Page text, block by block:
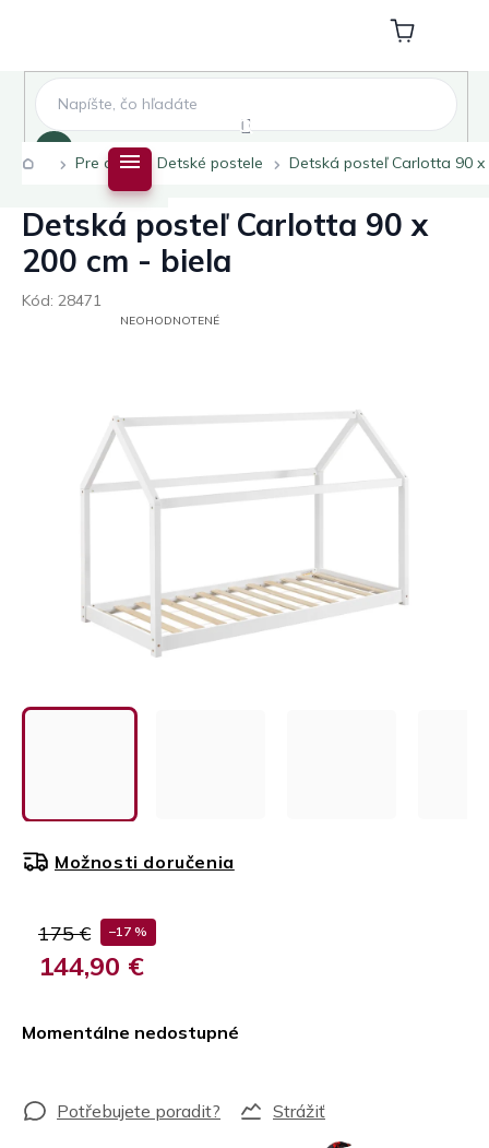
Nákupný
košík
Domov
Pre deti Detské postele Detská posteľ Carlotta 90 x
Detská posteľ Carlotta 90 x
200 cm - biela
Kód: 28471
PRIEMERNÉ
HVIEZDIČIEK.
NEOHODNOTENÉ
175 € –17 %
144,90 €
Momentálne nedostupné
Možnosti doručenia
Strážiť